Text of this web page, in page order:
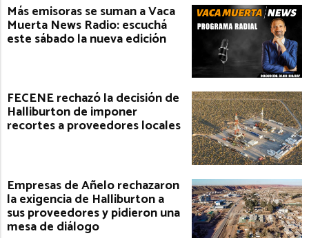
Más emisoras se suman a Vaca
Muerta News Radio: escuchá
este sábado la nueva edición
FECENE rechazó la decisión de
Halliburton de imponer
recortes a proveedores locales
Empresas de Añelo rechazaron
la exigencia de Halliburton a
sus proveedores y pidieron una
mesa de diálogo